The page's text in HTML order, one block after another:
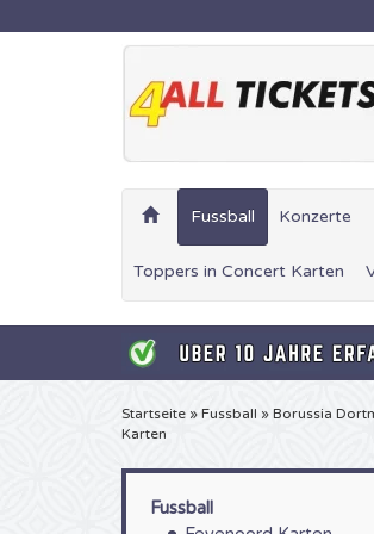
Fussball Konzerte
Toppers in Concert Karten
Startseite » Fussball » Borussia
Karten
Fussball